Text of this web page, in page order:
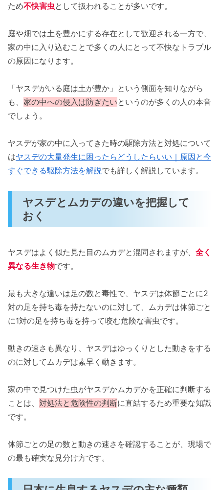
ため不快害虫として扱われることが多いです。
庭や畑では土を豊かにする存在として歓迎される一方で、
家の中に入り込むことで多くの人にとって不快なトラブル
の原因になります。
「ヤスデがいる庭は土が豊か」という側面を知りながら
も、 家の中への侵入は防ぎたいというのが多くの人の本音
でしょう。
ヤスデが家の中に入ってきた時の駆除方法と対処について
はヤスデの大量発生に困ったらどうしたらいい｜原因と今
すぐできる駆除方法を解説でも詳しく解説しています。
ヤスデとムカデの違いを把握して
おく
ヤスデはよく似た見た目のムカデと混同されますが、 全く
異なる生き物です。
最も大きな違いは足の数と毒性で、ヤスデは体節ごとに2
対の足を持ち毒を持たないのに対して、ムカデは体節ごと
に1対の足を持ち毒を持って咬む危険な害虫です。
動きの速さも異なり、ヤスデはゆっくりとした動きをする
のに対してムカデは素早く動きます。
家の中で見つけた虫がヤスデかムカデかを正確に判断する
ことは、 対処法と危険性の判断に直結するため重要な知識
です。
体節ごとの足の数と動きの速さを確認することが、現場で
の最も確実な見分け方です。